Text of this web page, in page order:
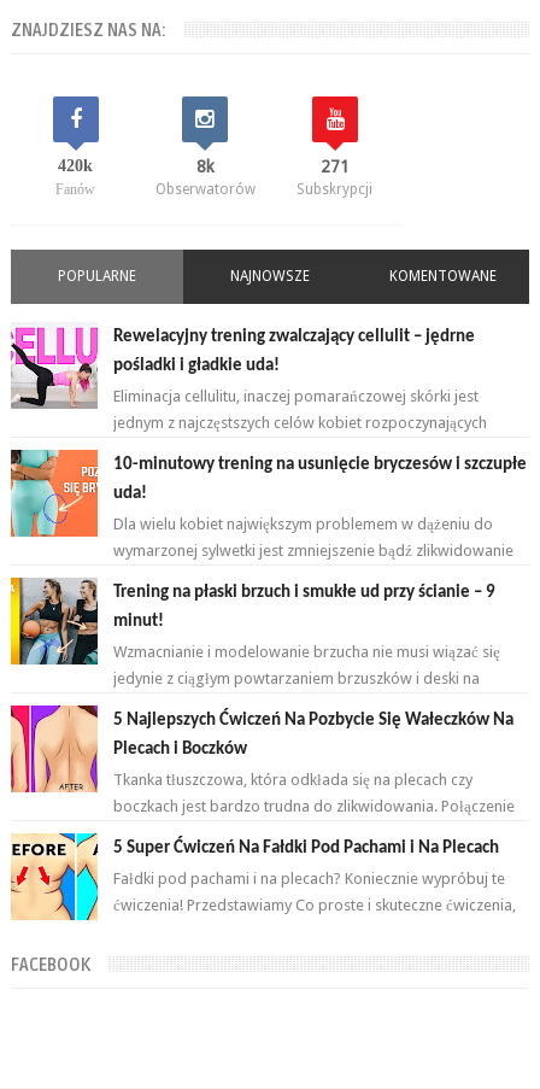
ZNAJDZIESZ NAS NA:
420k
Fanów
8k
Obserwatorów
271
Subskrypcji
POPULARNE NAJNOWSZE KOMENTOWANE
Rewelacyjny trening zwalczający cellulit – jędrne
pośladki i gładkie uda!
Eliminacja cellulitu, inaczej pomarańczowej skórki jest
jednym z najczęstszych celów kobiet rozpoczynających
10-minutowy trening na usunięcie bryczesów i szczupłe
uda!
Dla wielu kobiet największym problemem w dążeniu do
wymarzonej sylwetki jest zmniejszenie bądź zlikwidowanie
Trening na płaski brzuch i smukłe ud przy ścianie – 9
minut!
Wzmacnianie i modelowanie brzucha nie musi wiązać się
jedynie z ciągłym powtarzaniem brzuszków i deski na
przemian. Brzuch to nie jeden...
5 Najlepszych Ćwiczeń Na Pozbycie Się Wałeczków Na
Plecach i Boczków
Tkanka tłuszczowa, która odkłada się na plecach czy
boczkach jest bardzo trudna do zlikwidowania. Połączenie
odpowiednich ćwiczeń oraz ...
5 Super Ćwiczeń Na Fałdki Pod Pachami i Na Plecach
Fałdki pod pachami i na plecach? Koniecznie wypróbuj te
ćwiczenia! Przedstawiamy Co proste i skuteczne ćwiczenia,
FACEBOOK